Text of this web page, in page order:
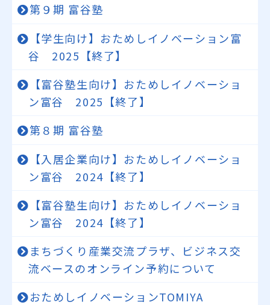
第９期 富谷塾
【学生向け】おためしイノベーション富
谷 2025【終了】
【富谷塾生向け】おためしイノベーショ
ン富谷 2025【終了】
第８期 富谷塾
【入居企業向け】おためしイノベーショ
ン富谷 2024【終了】
【富谷塾生向け】おためしイノベーショ
ン富谷 2024【終了】
まちづくり産業交流プラザ、ビジネス交
流ベースのオンライン予約について
おためしイノベーションTOMIYA